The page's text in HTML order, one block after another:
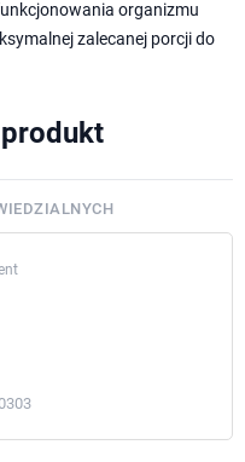
organizmu
zalecanej porcji do